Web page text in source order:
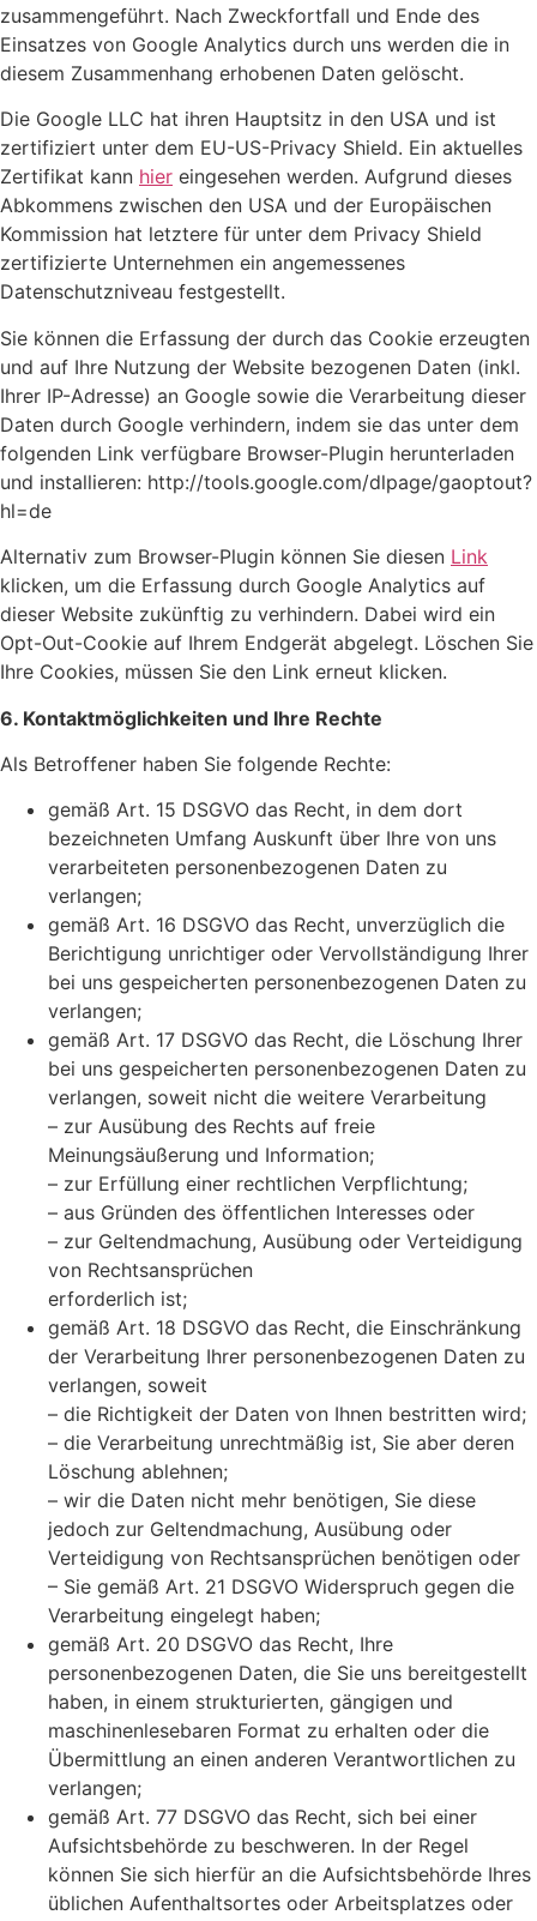
zusammengeführt. Nach Zweckfortfall und Ende des
Einsatzes von Google Analytics durch uns werden die in
diesem Zusammenhang erhobenen Daten gelöscht.
Die Google LLC hat ihren Hauptsitz in den USA und ist
zertifiziert unter dem EU-US-Privacy Shield. Ein aktuelles
Zertifikat kann hier eingesehen werden. Aufgrund dieses
Abkommens zwischen den USA und der Europäischen
Kommission hat letztere für unter dem Privacy Shield
zertifizierte Unternehmen ein angemessenes
Datenschutzniveau festgestellt.
Sie können die Erfassung der durch das Cookie erzeugten
und auf Ihre Nutzung der Website bezogenen Daten (inkl.
Ihrer IP-Adresse) an Google sowie die Verarbeitung dieser
Daten durch Google verhindern, indem sie das unter dem
folgenden Link verfügbare Browser-Plugin herunterladen
und installieren: http://tools.google.com/dlpage/gaoptout?
hl=de
Alternativ zum Browser-Plugin können Sie diesen Link
klicken, um die Erfassung durch Google Analytics auf
dieser Website zukünftig zu verhindern. Dabei wird ein
Opt-Out-Cookie auf Ihrem Endgerät abgelegt. Löschen Sie
Ihre Cookies, müssen Sie den Link erneut klicken.
6. Kontaktmöglichkeiten und Ihre Rechte
Als Betroffener haben Sie folgende Rechte:
gemäß Art. 15 DSGVO das Recht, in dem dort
bezeichneten Umfang Auskunft über Ihre von uns
verarbeiteten personenbezogenen Daten zu
verlangen;
gemäß Art. 16 DSGVO das Recht, unverzüglich die
Berichtigung unrichtiger oder Vervollständigung Ihrer
bei uns gespeicherten personenbezogenen Daten zu
verlangen;
gemäß Art. 17 DSGVO das Recht, die Löschung Ihrer
bei uns gespeicherten personenbezogenen Daten zu
verlangen, soweit nicht die weitere Verarbeitung
– zur Ausübung des Rechts auf freie
Meinungsäußerung und Information;
– zur Erfüllung einer rechtlichen Verpflichtung;
– aus Gründen des öffentlichen Interesses oder
– zur Geltendmachung, Ausübung oder Verteidigung
von Rechtsansprüchen
erforderlich ist;
gemäß Art. 18 DSGVO das Recht, die Einschränkung
der Verarbeitung Ihrer personenbezogenen Daten zu
verlangen, soweit
– die Richtigkeit der Daten von Ihnen bestritten wird;
– die Verarbeitung unrechtmäßig ist, Sie aber deren
Löschung ablehnen;
– wir die Daten nicht mehr benötigen, Sie diese
jedoch zur Geltendmachung, Ausübung oder
Verteidigung von Rechtsansprüchen benötigen oder
– Sie gemäß Art. 21 DSGVO Widerspruch gegen die
Verarbeitung eingelegt haben;
gemäß Art. 20 DSGVO das Recht, Ihre
personenbezogenen Daten, die Sie uns bereitgestellt
haben, in einem strukturierten, gängigen und
maschinenlesebaren Format zu erhalten oder die
Übermittlung an einen anderen Verantwortlichen zu
verlangen;
gemäß Art. 77 DSGVO das Recht, sich bei einer
Aufsichtsbehörde zu beschweren. In der Regel
können Sie sich hierfür an die Aufsichtsbehörde Ihres
üblichen Aufenthaltsortes oder Arbeitsplatzes oder